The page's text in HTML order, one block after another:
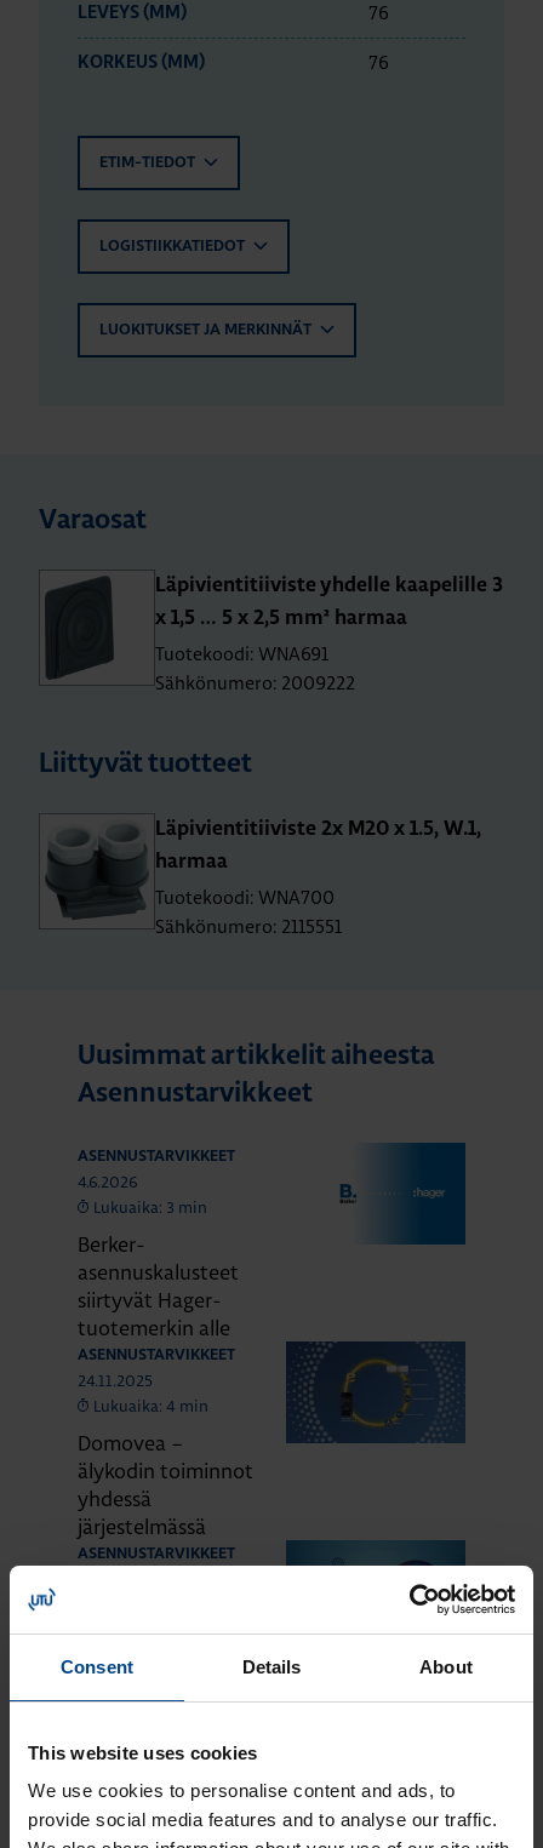
Consent Details About
This website uses cookies
We use cookies to personalise content and ads, to
provide social media features and to analyse our traffic.
LEVEYS (MM) 76
KORKEUS (MM) 76
ETIM-TIEDOT
LOGISTIIKKATIEDOT
LUOKITUKSET JA MERKINNÄT
Varaosat
Lä­pi­vien­ti­tii­vis­te yh­del­le kaa­pe­lil­le 3
x 1,5 … 5 x 2,5 mm² har­maa
Tuotekoodi: WNA691
Sähkönumero: 2009222
Liittyvät tuotteet
Lä­pi­vien­ti­tii­vis­te 2x M20 x 1.5, W.1,
har­maa
Tuotekoodi: WNA700
Sähkönumero: 2115551
Uusimmat artikkelit aiheesta
Asennustarvikkeet
ASENNUSTARVIKKEET
4.6.2026
Lukuaika: 3 min
Berker-
asennuskalusteet
siirtyvät Hager-
tuotemerkin alle
ASENNUSTARVIKKEET
24.11.2025
Lukuaika: 4 min
Domovea –
älykodin toiminnot
yhdessä
järjestelmässä
ASENNUSTARVIKKEET
Matter – uusi
älykotistandardi
ASENNUSTARVIKKEET
Lukuaika: 3 min
Uuden sukupolven
domovea Plus
korvaa domovea